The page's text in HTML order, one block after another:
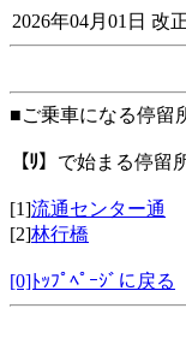
2026年04月01日 改
■ご乗車になる停留
【ﾘ】 で始まる停留
[1]流通センター通
[2]林行橋
[0]ﾄｯﾌﾟﾍﾟｰｼﾞに戻る